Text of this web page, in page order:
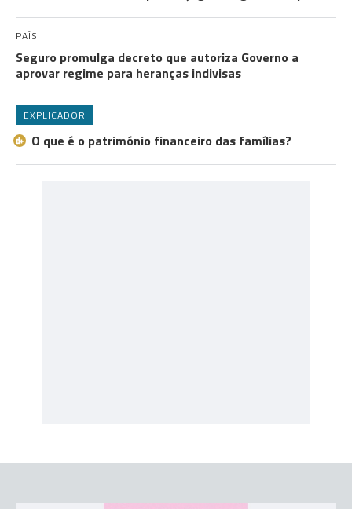
PAÍS
Seguro promulga decreto que autoriza Governo a
aprovar regime para heranças indivisas
EXPLICADOR
O que é o património financeiro das famílias?